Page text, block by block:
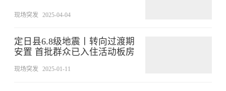
现场突发 2025-04-04
定日县6.8级地震丨转向过渡期
安置 首批群众已入住活动板房
现场突发 2025-01-11